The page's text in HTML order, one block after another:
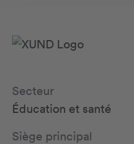
Secteur
Éducation et santé
Siège principal